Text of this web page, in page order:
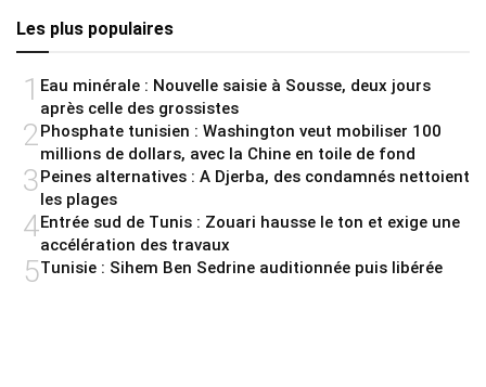
Les plus populaires
1 Eau minérale : Nouvelle saisie à Sousse, deux jours
après celle des grossistes
2Phosphate tunisien : Washington veut mobiliser 100
millions de dollars, avec la Chine en toile de fond
3Peines alternatives : A Djerba, des condamnés nettoient
les plages
4Entrée sud de Tunis : Zouari hausse le ton et exige une
accélération des travaux
5Tunisie : Sihem Ben Sedrine auditionnée puis libérée